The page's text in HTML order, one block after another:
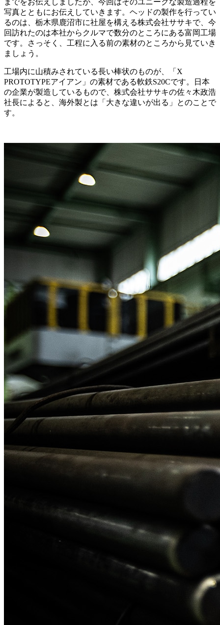
写真とともにお伝えしていきます。ヘッドの製作を行ってい
るのは、栃木県鹿沼市に社屋を構える株式会社ササキで、今
回訪れたのは本社からクルマで数分のところにある富岡工場
です。さっそく、工程に入る前の素材のところから見ていき
ましょう。
工場内に山積みされている長い棒状のものが、「X
PROTOTYPEアイアン」の素材である軟鉄S20Cです。日本
の企業が製造しているもので、株式会社ササキの佐々木政浩
社長によると、海外製とは「大きな違いが出る」とのことで
す。